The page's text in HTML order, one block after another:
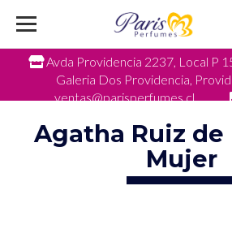
Avda Providencia 2237, Local P
Galeria Dos Providencia,
ventas@parisperfumes.cl
Agatha Ruiz de
Mujer